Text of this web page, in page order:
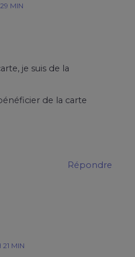
MIN
je suis de la
de la carte
Répondre
MIN